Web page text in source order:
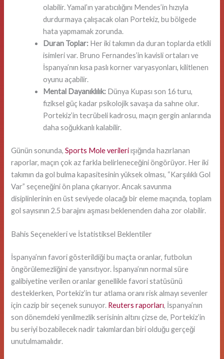
olabilir. Yamal’ın yaratıcılığını Mendes’in hızıyla
durdurmaya çalışacak olan Portekiz, bu bölgede
hata yapmamak zorunda.
Duran Toplar: Her iki takımın da duran toplarda etkili
isimleri var. Bruno Fernandes’in kavisli ortaları ve
İspanya’nın kısa paslı korner varyasyonları, kilitlenen
oyunu açabilir.
Mental Dayanıklılık: Dünya Kupası son 16 turu,
fiziksel güç kadar psikolojik savaşa da sahne olur.
Portekiz’in tecrübeli kadrosu, maçın gergin anlarında
daha soğukkanlı kalabilir.
Günün sonunda,Sports Mole verileriışığında hazırlanan
raporlar, maçın çok az farkla belirleneceğini öngörüyor. Her iki
takımın da gol bulma kapasitesinin yüksek olması, “Karşılıklı Gol
Var” seçeneğini ön plana çıkarıyor. Ancak savunma
disiplinlerinin en üst seviyede olacağı bir eleme maçında, toplam
gol sayısının 2.5 barajını aşması beklenenden daha zor olabilir.
Bahis Seçenekleri ve İstatistiksel Beklentiler
İspanya’nın favori gösterildiği bu maçta oranlar, futbolun
öngörülemezliğini de yansıtıyor. İspanya’nın normal süre
galibiyetine verilen oranlar genellikle favori statüsünü
desteklerken, Portekiz’in tur atlama oranı risk almayı sevenler
için cazip bir seçenek sunuyor. Reuters raporları, İspanya’nın
son dönemdeki yenilmezlik serisinin altını çizse de, Portekiz’in
bu seriyi bozabilecek nadir takımlardan biri olduğu gerçeği
unutulmamalıdır.